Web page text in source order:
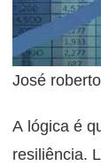
José
A lógica é
resiliência.